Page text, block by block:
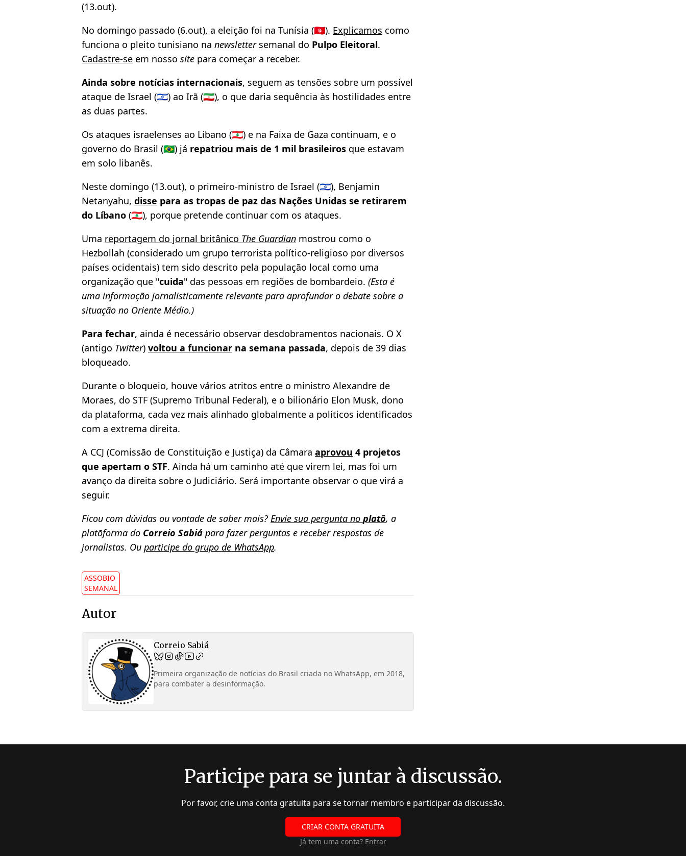
(13.out).
No domingo passado (6.out), a eleição foi na Tunísia (🇹🇳). Explicamos como
funciona o pleito tunisiano na newslettersemanal do Pulpo Eleitoral.
Cadastre-se em nosso site para começar a receber.
Ainda sobre notícias internacionais, seguem as tensões sobre um possível
ataque de Israel (🇮🇱) ao Irã (🇮🇷), o que daria sequência às hostilidades entre
as duas partes.
Os ataques israelenses ao Líbano (🇱🇧) e na Faixa de Gaza continuam, e o
governo do Brasil (🇧🇷) já repatriou mais de 1 mil brasileiros que estavam
em solo libanês.
Neste domingo (13.out), o primeiro-ministro de Israel (🇮🇱), Benjamin
Netanyahu, disse para as tropas de paz das Nações Unidas se retirarem
do Líbano (🇱🇧), porque pretende continuar com os ataques.
Uma reportagem do jornal britânico The Guardian mostrou como o
Hezbollah (considerado um grupo terrorista político-religioso por diversos
países ocidentais) tem sido descrito pela população local como uma
organização que "cuida" das pessoas em regiões de bombardeio. (Esta é
uma informação jornalisticamente relevante para aprofundar o debate sobre a
situação no Oriente Médio.)
Para fechar, ainda é necessário observar desdobramentos nacionais. O X
(antigo Twitter) voltou a funcionar na semana passada, depois de 39 dias
bloqueado.
Durante o bloqueio, houve vários atritos entre o ministro Alexandre de
Moraes, do STF (Supremo Tribunal Federal), e o bilionário Elon Musk, dono
da plataforma, cada vez mais alinhado globalmente a políticos identificados
com a extrema direita.
A CCJ (Comissão de Constituição e Justiça) da Câmara aprovou 4 projetos
que apertam o STF. Ainda há um caminho até que virem lei, mas foi um
avanço da direita sobre o Judiciário. Será importante observar o que virá a
seguir.
Ficou com dúvidas ou vontade de saber mais?Envie sua pergunta no platō, a
platōforma do Correio Sabiá para fazer perguntas e receber respostas de
jornalistas. Ou participe do grupo de WhatsApp.
ASSOBIO
SEMANAL
Autor
Correio Sabiá
Primeira organização de notícias do Brasil criada no WhatsApp, em 2018,
para combater a desinformação.
Participe para se juntar à discussão.
Por favor, crie uma conta gratuita para se tornar membro e participar da discussão.
CRIAR CONTA GRATUITA
Já tem uma conta? Entrar